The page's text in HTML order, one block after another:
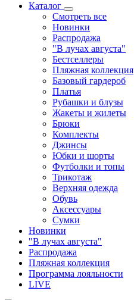
Каталог
Смотреть все
Новинки
Распродажа
"В лучах августа"
Бестселлеры
Пляжная коллекция
Базовый гардероб
Платья
Рубашки и блузы
Жакеты и жилеты
Брюки
Комплекты
Джинсы
Юбки и шорты
Футболки и топы
Трикотаж
Верхняя одежда
Обувь
Аксессуары
Сумки
Новинки
"В лучах августа"
Распродажа
Пляжная коллекция
Программа лояльности
LIVE